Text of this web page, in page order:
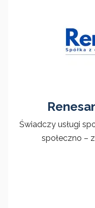
Świadczy usługi
społeczno –